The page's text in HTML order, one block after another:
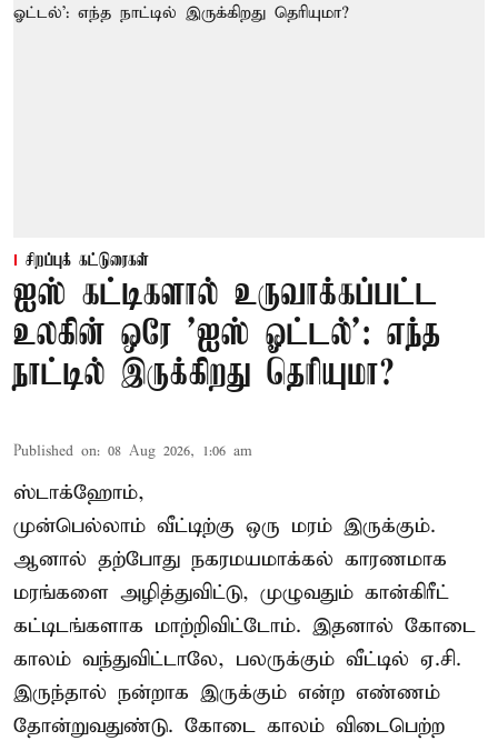
சிறப்புக் கட்டுரைகள்
ஐஸ் கட்டிகளால் உருவாக்கப்பட்ட
உலகின் ஒரே 'ஐஸ் ஓட்டல்': எந்த
நாட்டில் இருக்கிறது தெரியுமா?
Published on: 08 Aug 2026, 1:06 am
ஸ்டாக்ஹோம்,
முன்பெல்லாம் வீட்டிற்கு ஒரு மரம் இருக்கும்.
ஆனால் தற்போது நகரமயமாக்கல் காரணமாக
மரங்களை அழித்துவிட்டு, முழுவதும் கான்கிரீட்
கட்டிடங்களாக மாற்றிவிட்டோம். இதனால் கோடை
காலம் வந்துவிட்டாலே, பலருக்கும் வீட்டில் ஏ.சி.
இருந்தால் நன்றாக இருக்கும் என்ற எண்ணம்
தோன்றுவதுண்டு. கோடை காலம் விடைபெற்ற